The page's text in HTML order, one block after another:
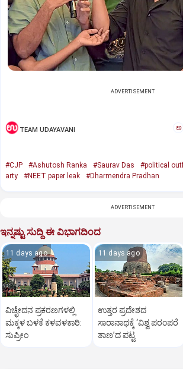
ADVERTISEMENT
TEAM UDAYAVANI ಅ
#CJP #Ashutosh Ranka #Saurav Das #political
arty
#NEET paper leak #Dharmendra Pradhan
ADVERTISEMENT
ಇನ್ನಷ್ಟು ಸುದ್ದಿ ಈ ವಿಭಾಗದಿಂದ
11 days ago
ವಿಚ್ಛೇದನ ಪ್ರಕರಣಗಳಲ್ಲಿ
ಮಕ್ಕಳ ಬಳಕೆ ಕಳವಳಕಾರಿ:
ಸುಪ್ರೀಂ
11 days ago
ಉತ್ತರ ಪ್ರದೇಶದ
ಸಾರಾನಾಥಕ್ಕೆ ‘ವಿಶ್ವ ಪರಂಪರೆ
ತಾಣ’ದ ಪಟ್ಟ